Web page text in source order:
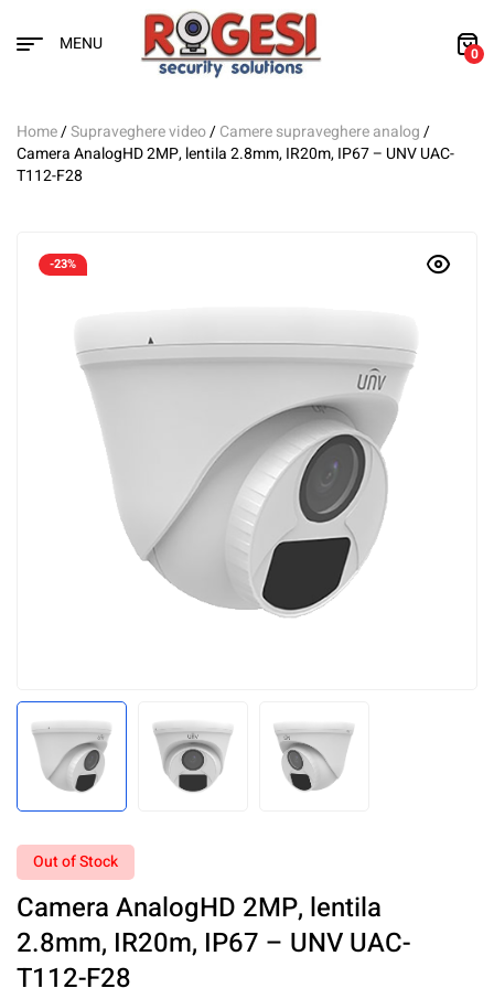
MENU 0
Home/Supraveghere video/Camere supraveghere analog/
Camera AnalogHD 2MP, lentila 2.8mm, IR20m, IP67 – UNV UAC-
T112-F28
-23%
Out of Stock
Camera AnalogHD 2MP, lentila
2.8mm, IR20m, IP67 – UNV UAC-
T112-F28